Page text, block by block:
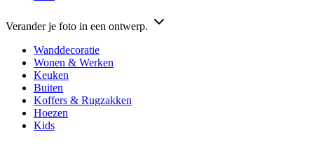
Verander je foto in een ontwerp.
Wanddecoratie
Wonen & Werken
Keuken
Buiten
Koffers & Rugzakken
Hoezen
Kids